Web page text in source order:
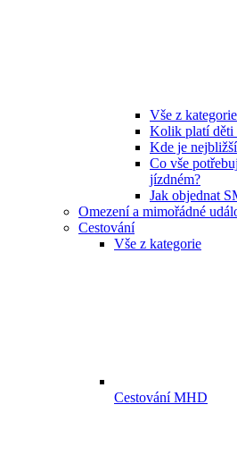
Vše z kategorie
Kolik platí děti
Kde je
Co vše
jízdném?
Jak objednat
Omezení a mimořádné
Cestování
Vše z kategorie
Cestování MHD